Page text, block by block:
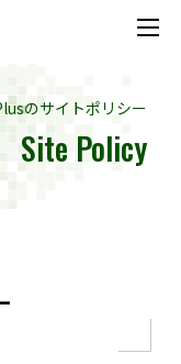
メニ
のサイトポリシー
Site Policy